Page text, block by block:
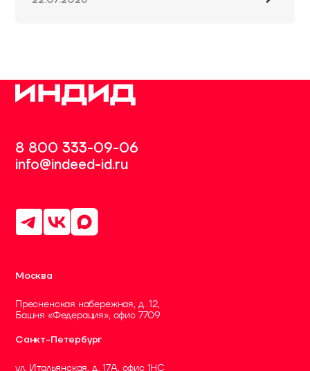
8 800 333-09-06
info@indeed-id.ru
Москва
Пресненская набережная, д. 12,
Башня «Федерация», офис 7709
Санкт-Петербург
ул. Итальянская, д. 17А, офис 1НC